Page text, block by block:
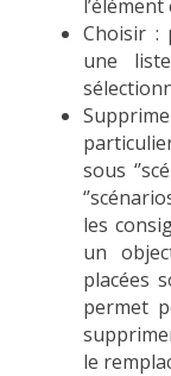
Choisir :
une
sous
les
un
placées
permet
le